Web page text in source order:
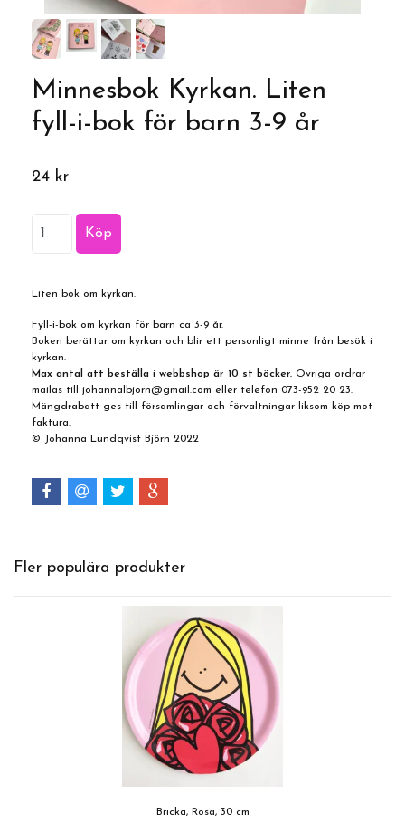
Minnesbok Kyrkan. Liten
fyll-i-bok för barn 3-9 år
24 kr
Liten bok om kyrkan.
Fyll-i-bok om kyrkan för barn ca 3-9 år.
Boken berättar om kyrkan och blir ett personligt minne från besök i
kyrkan.
Max antal att beställa i webbshop är 10 st böcker. Övriga ordrar
mailas till johannalbjorn@gmail.com eller telefon 073-952 20 23.
Mängdrabatt ges till församlingar och förvaltningar liksom köp mot
faktura.
© Johanna Lundqvist Björn 2022
Fler populära produkter
Bricka, Rosa, 30 cm